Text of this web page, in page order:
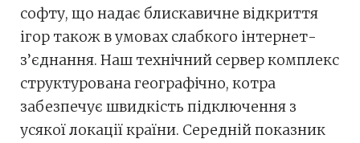
софту, що надає блискавичне відкриття
ігор також в умовах слабкого інтернет-
з’єднання. Наш технічний сервер комплекс
структурована географічно, котра
забезпечує швидкість підключення з
усякої локації країни. Середній показник